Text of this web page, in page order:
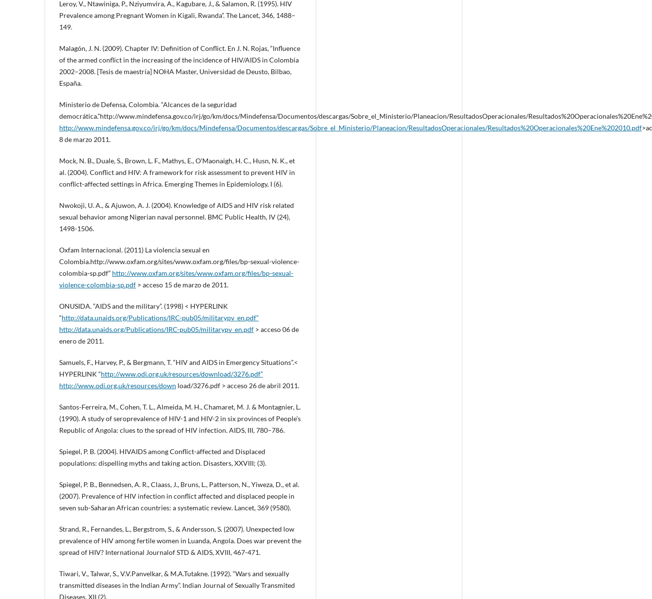
Leroy, V., Ntawiniga, P., Nziyumvira, A., Kagubare, J., & Salamon, R. (1995). HIV
Prevalence among Pregnant Women in Kigali, Rwanda”. The Lancet, 346, 1488–
149.
Malagón, J. N. (2009). Chapter IV: Definition of Conflict. En J. N. Rojas, “Influence
of the armed conflict in the increasing of the incidence of HIV/AIDS in Colombia
2002–2008. [Tesis de maestría] NOHA Master, Universidad de Deusto, Bilbao,
España.
Ministerio de Defensa, Colombia. “Alcances de la seguridad
democrática.”http://www.mindefensa.gov.co/irj/go/km/docs/Mindefensa/Documentos/descargas/Sobre_el_Ministerio/Planeacion/ResultadosOperacionales/
http://www.mindefensa.gov.co/irj/go/km/docs/Mindefensa/Documentos/descargas/Sobre_el_Ministerio/Planeacion/ResultadosOperacionales/Resultados%20Operacionales%20Ene%202010.pdf
8 de marzo 2011.
Mock, N. B., Duale, S., Brown, L. F., Mathys, E., O’Maonaigh, H. C., Husn, N. K., et
al. (2004). Conflict and HIV: A framework for risk assessment to prevent HIV in
conflict-affected settings in Africa. Emerging Themes in Epidemiology, I (6).
Nwokoji, U. A., & Ajuwon, A. J. (2004). Knowledge of AIDS and HIV risk related
sexual behavior among Nigerian naval personnel. BMC Public Health, IV (24),
1498-1506.
Oxfam Internacional. (2011) La violencia sexual en
Colombia.http://www.oxfam.org/sites/www.oxfam.org/files/bp-sexual-violence-
colombia-sp.pdf” http://www.oxfam.org/sites/www.oxfam.org/files/bp-sexual-
violence-colombia-sp.pdf > acceso 15 de marzo de 2011.
ONUSIDA. “AIDS and the military”. (1998) < HYPERLINK
“http://data.unaids.org/Publications/IRC-pub05/militarypv_en.pdf”
http://data.unaids.org/Publications/IRC-pub05/militarypv_en.pdf > acceso 06 de
enero de 2011.
Samuels, F., Harvey, P., & Bergmann, T. “HIV and AIDS in Emergency Situations”.<
HYPERLINK “http://www.odi.org.uk/resources/download/3276.pdf”
http://www.odi.org.uk/resources/down load/3276.pdf > acceso 26 de abril 2011.
Santos-Ferreira, M., Cohen, T. L., Almeida, M. H., Chamaret, M. J. & Montagnier, L.
(1990). A study of seroprevalence of HIV-1 and HIV-2 in six provinces of People’s
Republic of Angola: clues to the spread of HIV infection. AIDS, III, 780–786.
Spiegel, P. B. (2004). HIVAIDS among Conflict-affected and Displaced
populations: dispelling myths and taking action. Disasters, XXVIII; (3).
Spiegel, P. B., Bennedsen, A. R., Claass, J., Bruns, L., Patterson, N., Yiweza, D., et al.
(2007). Prevalence of HIV infection in conflict affected and displaced people in
seven sub-Saharan African countries: a systematic review. Lancet, 369 (9580).
Strand, R., Fernandes, L., Bergstrom, S., & Andersson, S. (2007). Unexpected low
prevalence of HIV among fertile women in Luanda, Angola. Does war prevent the
spread of HIV? International Journalof STD & AIDS, XVIII, 467-471.
Tiwari, V., Talwar, S., V.V.Panvelkar, & M.A.Tutakne. (1992). “Wars and sexually
transmitted diseases in the Indian Army”. Indian Journal of Sexually Transmited
Diseases, XII (2).